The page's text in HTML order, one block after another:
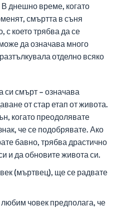
В днешно време, когато
смъртта в съня
с което трябва да се
да означава много
отделно всяко
си смърт – означава
от стар етап от живота.
когато преодолявате
че се подобрявате. Ако
бавно, трябва драстично
и да обновите живота си.
(мъртвец), ще се радвате
човек предполага, че